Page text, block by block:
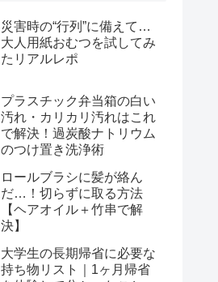
災害時の“行列”に備えて…
大人用紙おむつを試してみ
たリアルレポ
プラスチック弁当箱の白い
汚れ・カリカリ汚れはこれ
で解決！過炭酸ナトリウム
のつけ置き洗浄術
ロールブラシに髪が絡ん
だ…！切らずに取る方法
【ヘアオイル＋竹串で解
決】
大学生の長期帰省に必要な
持ち物リスト｜1ヶ月帰省